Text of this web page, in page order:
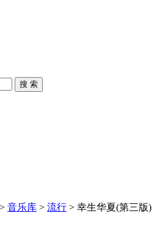
搜 索
> 音乐库 > 流行 > 幸生华夏(第三版)